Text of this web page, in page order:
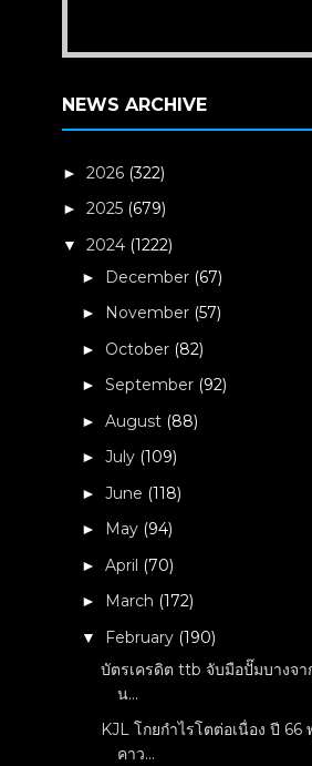
NEWS ARCHIVE
►2026 (322)
►2025 (679)
▼2024 (1222)
► December (67)
► November (57)
► October (82)
►September (92)
►August (88)
►July (109)
►June (118)
► May (94)
►April (70)
► March (172)
▼ February (190)
บัตรเครดิต ttb จับมือปั๊มบางจา
น...
KJL โกยกำไรโตต่อเนื่อง ปี 66
คาว...